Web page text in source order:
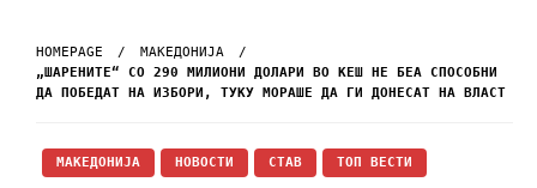
HOMEPAGE
МАКЕДОНИЈА
„ШАРЕНИТЕ“ СО 290 МИЛИОНИ ДОЛАРИ ВО КЕШ НЕ БЕА СПОСОБНИ
ДА ПОБЕДАТ НА ИЗБОРИ, ТУКУ МОРАШЕ ДА ГИ ДОНЕСАТ НА ВЛАСТ
МАКЕДОНИЈА НОВОСТИ СТАВ ТОП ВЕСТИ